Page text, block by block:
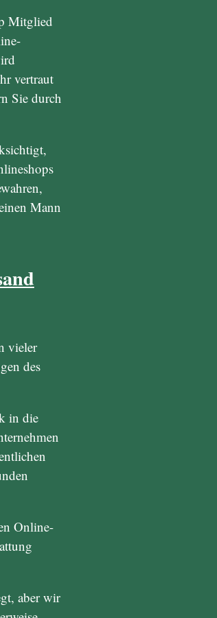
Mitglied
vertraut
Sie durch
Mann
vieler
des
in die
Online-
aber wir